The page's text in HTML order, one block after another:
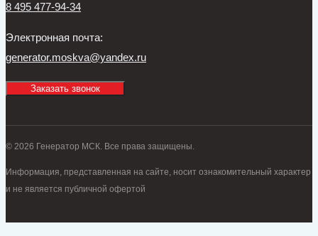
8 495 477-94-34
Электронная почта:
generator.moskva@yandex.ru
Заказать звонок
© 2026 Генератор МСК. Все права защищены.
Информация, представленная на сайте, носит ознакомительный характер
и не является публичной офертой